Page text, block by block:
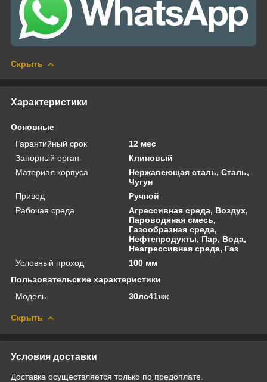
Скрыть
Характеристики
Основные
Гарантийный срок
12 мес
Запорный орган
Клиновый
Материал корпуса
Нержавеющая сталь, Сталь,
Чугун
Привод
Ручной
Рабочая среда
Агрессивная среда, Воздух,
Пароводяная смесь,
Газообразная среда,
Нефтепродукты, Пар, Вода,
Неагрессивная среда, Газ
Условный проход
100 мм
Пользовательские характеристики
Модель
30лс41нж
Скрыть
Условия доставки
Доставка осуществляется только по предоплате.